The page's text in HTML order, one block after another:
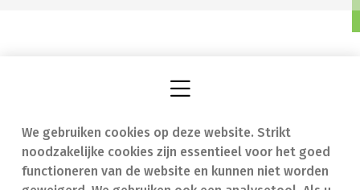
We gebruiken cookies op deze website. Strikt
noodzakelijke cookies zijn essentieel voor het goed
functioneren van de website en kunnen niet worden
Vind een apotheek
Onze expertise
In geval van nood
Contact